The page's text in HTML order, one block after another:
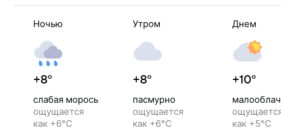
Ночью
+8°
слабая морось
ощущается
как +6°C
Утром
+8°
пасмурно
ощущается
как +6°C
Днем
+10°
как +5°C